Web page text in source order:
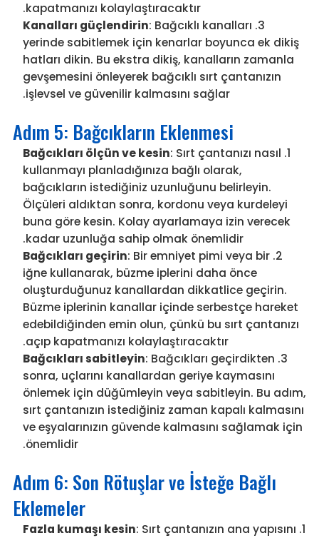
kapatmanızı kolaylaştıracaktır.
Kanalları güçlendirin: Bağcıklı kanalları
yerinde sabitlemek için kenarlar boyunca ek dikiş
hatları dikin. Bu ekstra dikiş, kanalların zamanla
gevşemesini önleyerek bağcıklı sırt çantanızın
işlevsel ve güvenilir kalmasını sağlar.
Adım 5: Bağcıkların Eklenmesi
Bağcıkları ölçün ve kesin: Sırt çantanızı nasıl
kullanmayı planladığınıza bağlı olarak,
bağcıkların istediğiniz uzunluğunu belirleyin.
Ölçüleri aldıktan sonra, kordonu veya kurdeleyi
buna göre kesin. Kolay ayarlamaya izin verecek
kadar uzunluğa sahip olmak önemlidir.
Bağcıkları geçirin: Bir emniyet pimi veya bir
iğne kullanarak, büzme iplerini daha önce
oluşturduğunuz kanallardan dikkatlice geçirin.
Büzme iplerinin kanallar içinde serbestçe hareket
edebildiğinden emin olun, çünkü bu sırt çantanızı
açıp kapatmanızı kolaylaştıracaktır.
Bağcıkları sabitleyin: Bağcıkları geçirdikten
sonra, uçlarını kanallardan geriye kaymasını
önlemek için düğümleyin veya sabitleyin. Bu adım,
sırt çantanızın istediğiniz zaman kapalı kalmasını
ve eşyalarınızın güvende kalmasını sağlamak için
önemlidir.
Adım 6: Son Rötuşlar ve İsteğe Bağlı
Eklemeler
Fazla kumaşı kesin: Sırt çantanızın ana yapısını